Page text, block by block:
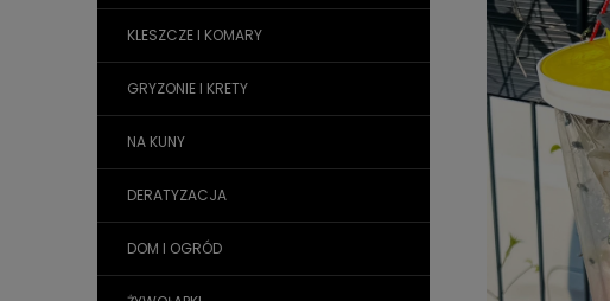
KLESZCZE I KOMARY
GRYZONIE I KRETY
NA KUNY
DERATYZACJA
DOM I OGRÓD